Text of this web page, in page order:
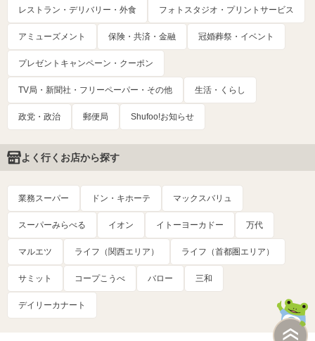
レストラン・デリバリー・外食 フォトスタジオ・プリントサービス
アミューズメント 保険・共済・金融 冠婚葬祭・イベント
プレゼントキャンペーン・クーポン
TV局・新聞社・フリーペーパー・その他 生活・くらし
政党・政治 郵便局 Shufoo!お知らせ
よく行くお店から探す
業務スーパー ドン・キホーテ マックスバリュ
スーパーみらべる イオン イトーヨーカドー 万代
マルエツ ライフ（関西エリア） ライフ（首都圏エリア）
サミット コープこうべ バロー 三和
デイリーカナート